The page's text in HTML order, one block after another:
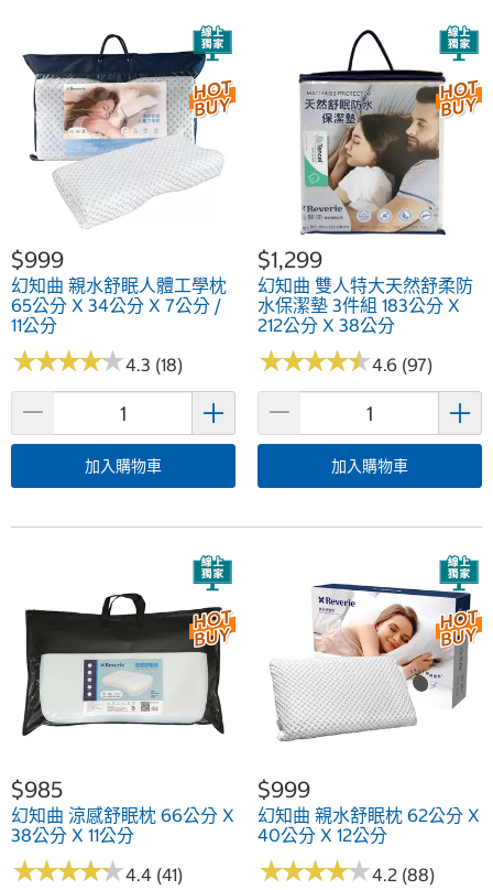
$999
幻知曲 親水舒眠人體工學枕
65公分 X 34公分 X 7公分 /
11公分
★★★★★
★★★★★4.3 (18)
加入購物車
$1,299
幻知曲 雙人特大天然舒柔防
水保潔墊 3件組 183公分 X
212公分 X 38公分
★★★★★
★★★★★4.6 (97)
加入購物車
$985
幻知曲 涼感舒眠枕 66公分 X
38公分 X 11公分
★★★★★
★★★★★4.4 (41)
$999
幻知曲 親水舒眠枕 62公分 X
40公分 X 12公分
★★★★★
★★★★★4.2 (88)